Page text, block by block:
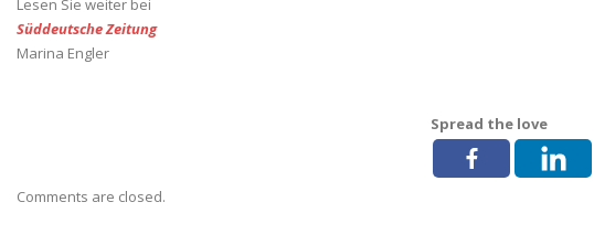
Lesen Sie weiter bei
Süddeutsche Zeitung
Marina Engler
Spread the love
Comments are closed.